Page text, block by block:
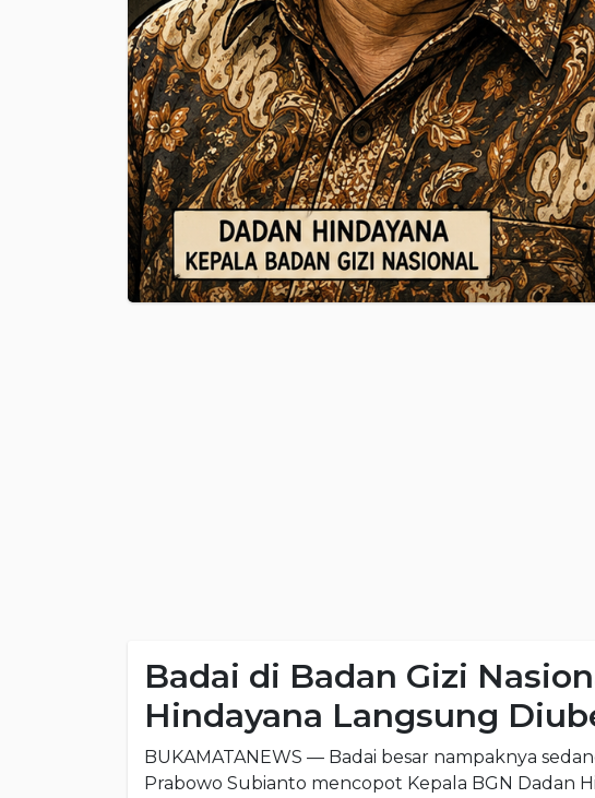
Badai di Badan Gizi
Hindayana Langsung
BUKAMATANEWS — Badai besar nampaknya
Prabowo Subianto mencopot Kepala BGN Dadan